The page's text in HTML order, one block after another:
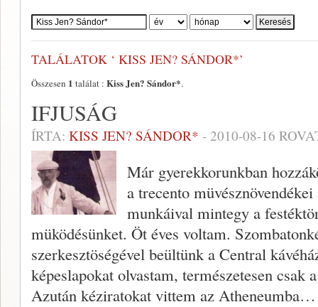
Szerző:
TALÁLATOK ‘ KISS JEN? SÁNDOR*’
Összesen 1 találat : Kiss Jen? Sándor*.
IFJUSÁG
ÍRTA: KISS JEN? SÁNDOR* - 2010-08-16
Már gyerekkorunkban
a trecento
munkáival mintegy a
müködésünket. Öt éves voltam.
szerkesztöségével beültünk a Central
képeslapokat olvastam, természetesen csak
Azután kéziratokat vittem az